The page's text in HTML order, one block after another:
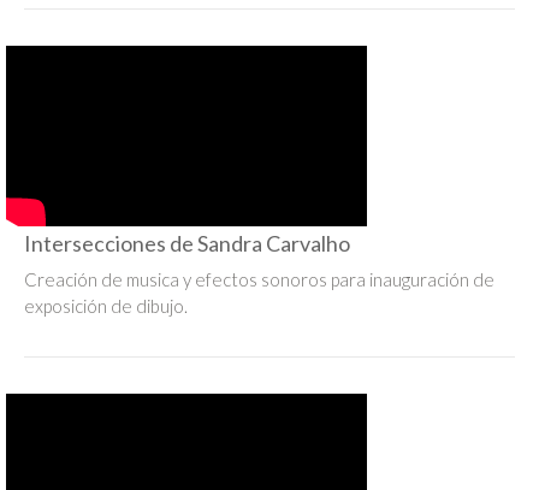
Intersecciones de Sandra Carvalho
Creación de musica y efectos sonoros para inauguración de
exposición de dibujo.